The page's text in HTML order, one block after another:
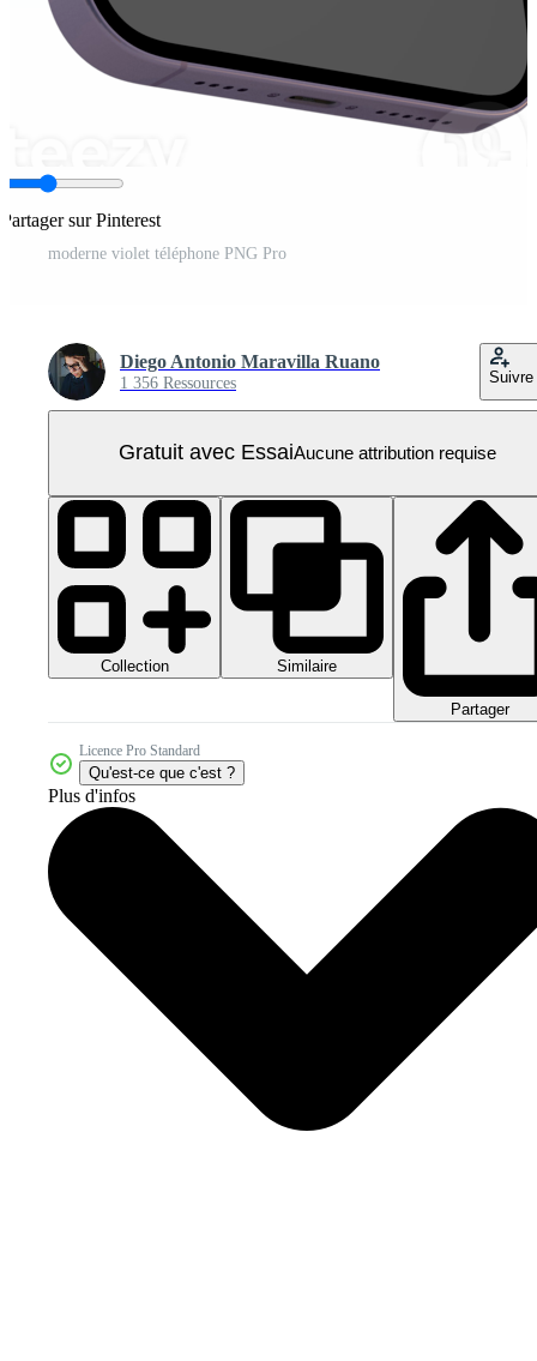
Partager sur Pinterest
moderne violet téléphone PNG Pro
Diego Antonio Maravilla Ruano
1 356 Ressources Suivre
Gratuit avec EssaiAucune attribution requise
Collection Similaire
Partager
Licence Pro Standard
Qu'est-ce que c'est ?
Plus d'infos